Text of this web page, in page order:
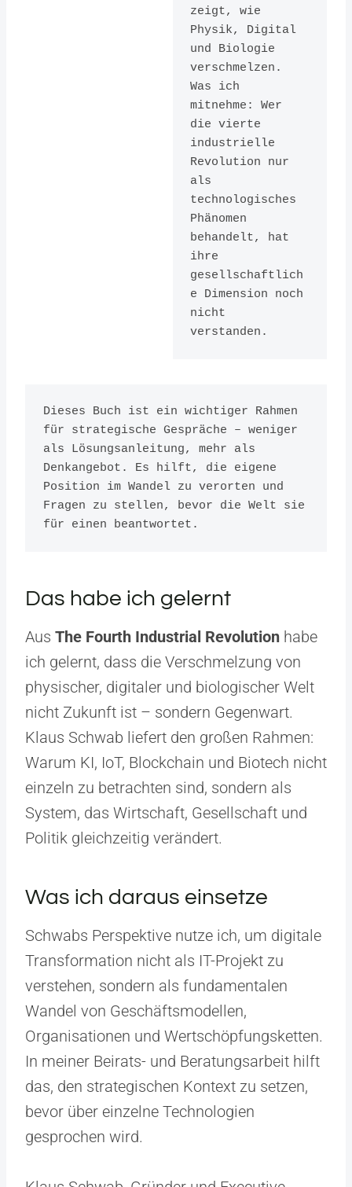
zeigt, wie
Physik, Digital
und Biologie
verschmelzen.
Was ich
mitnehme: Wer
die vierte
industrielle
Revolution nur
als
technologisches
Phänomen
behandelt, hat
ihre
gesellschaftlich
e Dimension noch
nicht
verstanden.
Dieses Buch ist ein wichtiger Rahmen
für strategische Gespräche – weniger
als Lösungsanleitung, mehr als
Denkangebot. Es hilft, die eigene
Position im Wandel zu verorten und
Fragen zu stellen, bevor die Welt sie
für einen beantwortet.
Das habe ich gelernt
Aus The Fourth Industrial Revolution habe
ich gelernt, dass die Verschmelzung von
physischer, digitaler und biologischer Welt
nicht Zukunft ist – sondern Gegenwart.
Klaus Schwab liefert den großen Rahmen:
Warum KI, IoT, Blockchain und Biotech nicht
einzeln zu betrachten sind, sondern als
System, das Wirtschaft, Gesellschaft und
Politik gleichzeitig verändert.
Was ich daraus einsetze
Schwabs Perspektive nutze ich, um digitale
Transformation nicht als IT-Projekt zu
verstehen, sondern als fundamentalen
Wandel von Geschäftsmodellen,
Organisationen und Wertschöpfungsketten.
In meiner Beirats- und Beratungsarbeit hilft
das, den strategischen Kontext zu setzen,
bevor über einzelne Technologien
gesprochen wird.